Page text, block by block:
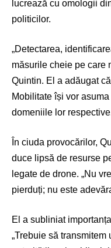
lucrează cu omologii
politicilor.
„Detectarea,
măsurile cheie pe care
Quintin. El a adăugat
Mobilitate își vor
domeniile lor
În ciuda provocărilor,
duce lipsă de resurse
legate de drone. „Nu
pierduți; nu este
El a subliniat
„Trebuie să